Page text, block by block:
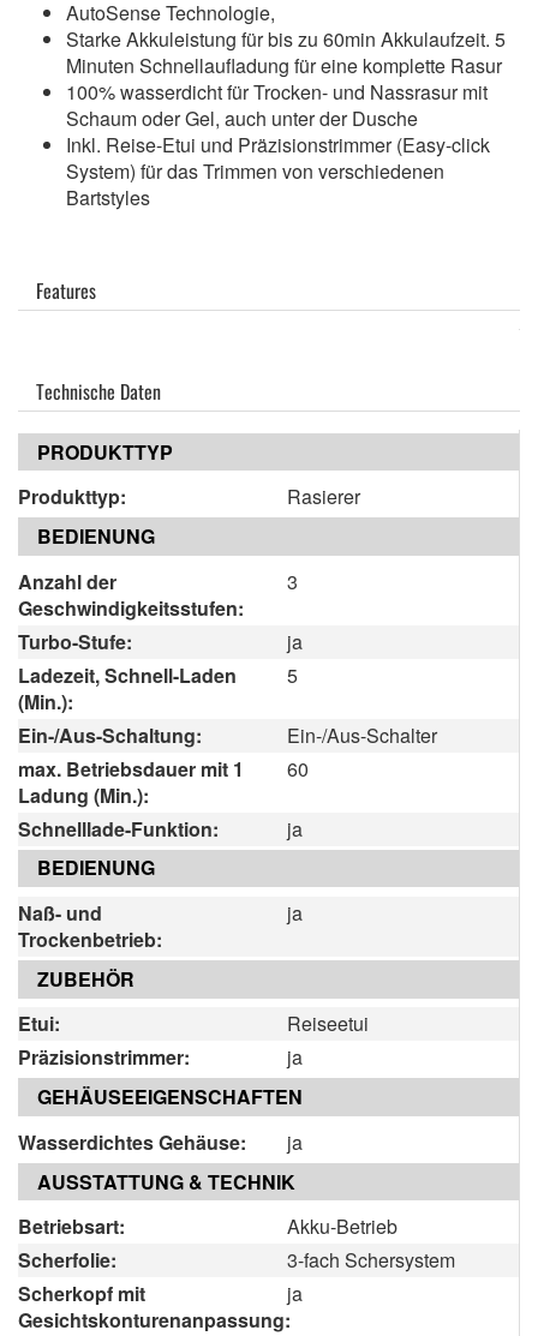
AutoSense Technologie,
Starke Akkuleistung für bis zu 60min Akkulaufzeit. 5
Minuten Schnellaufladung für eine komplette Rasur
100% wasserdicht für Trocken- und Nassrasur mit
Schaum oder Gel, auch unter der Dusche
Inkl. Reise-Etui und Präzisionstrimmer (Easy-click
System) für das Trimmen von verschiedenen
Bartstyles
Features
Technische Daten
PRODUKTTYP
Produkttyp:
Rasierer
BEDIENUNG
Anzahl der
Geschwindigkeitsstufen:
3
Turbo-Stufe:
ja
Ladezeit, Schnell-Laden
(Min.):
5
Ein-/Aus-Schaltung:
Ein-/Aus-Schalter
max. Betriebsdauer mit 1
Ladung (Min.):
60
Schnelllade-Funktion:
ja
BEDIENUNG
Naß- und
Trockenbetrieb:
ja
ZUBEHÖR
Etui:
Reiseetui
Präzisionstrimmer:
ja
GEHÄUSEEIGENSCHAFTEN
Wasserdichtes Gehäuse:
ja
AUSSTATTUNG & TECHNIK
Betriebsart:
Akku-Betrieb
Scherfolie:
3-fach Schersystem
Scherkopf mit
Gesichtskonturenanpassung:
ja